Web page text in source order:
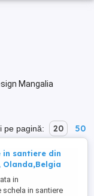
Mangalia
pe pagină: 20 50
santiere din
Olanda,Belgia
in
in santiere